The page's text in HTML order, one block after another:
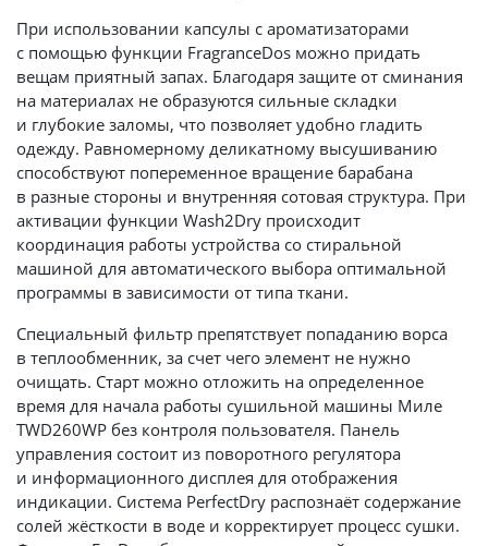
При использовании капсулы с ароматизаторами
с помощью функции FragranceDos можно придать
вещам приятный запах. Благодаря защите от сминания
на материалах не образуются сильные складки
и глубокие заломы, что позволяет удобно гладить
одежду. Равномерному деликатному высушиванию
способствуют попеременное вращение барабана
в разные стороны и внутренняя сотовая структура. При
активации функции Wash2Dry происходит
координация работы устройства со стиральной
машиной для автоматического выбора оптимальной
программы в зависимости от типа ткани.
Специальный фильтр препятствует попаданию ворса
в теплообменник, за счет чего элемент не нужно
очищать. Старт можно отложить на определенное
время для начала работы сушильной машины Миле
TWD260WP без контроля пользователя. Панель
управления состоит из поворотного регулятора
и информационного дисплея для отображения
индикации. Система PerfectDry распознаёт содержание
солей жёсткости в воде и корректирует процесс сушки.